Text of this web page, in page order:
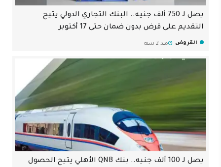
يصل لـ 750 ألف جنيه.. البنك التجاري الدولي يتيح
التقديم على قرض بدون ضمان حتى 17 أكتوبر
القروض منذ 2 سنة
يصل لـ 100 ألف جنيه.. بنك QNB الأهلي يتيح الحصول